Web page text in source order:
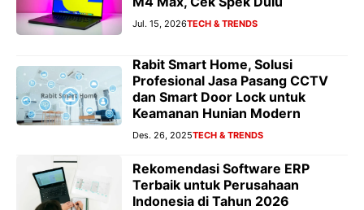
Jul. 15, 2026TECH & TRENDS
Rabit Smart Home, Solusi
Profesional Jasa Pasang CCTV
dan Smart Door Lock untuk
Keamanan Hunian Modern
Des. 26, 2025TECH & TRENDS
Rekomendasi Software ERP
Terbaik untuk Perusahaan
Indonesia di Tahun 2026